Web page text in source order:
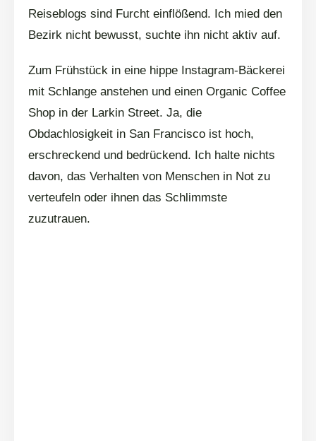
Reiseblogs sind Furcht einflößend. Ich mied den
Bezirk nicht bewusst, suchte ihn nicht aktiv auf.
Zum Frühstück in eine hippe Instagram-Bäckerei
mit Schlange anstehen und einen Organic Coffee
Shop in der Larkin Street. Ja, die
Obdachlosigkeit in San Francisco ist hoch,
erschreckend und bedrückend. Ich halte nichts
davon, das Verhalten von Menschen in Not zu
verteufeln oder ihnen das Schlimmste
zuzutrauen.